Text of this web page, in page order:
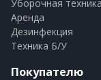
Уборочная техника
Аренда
Дезинфекция
Техника Б/У
Покупателю